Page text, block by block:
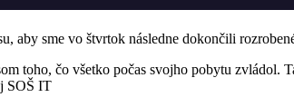
aby sme vo štvrtok následne dokončili
toho, čo všetko počas svojho pobytu zvládol.
SOŠ IT